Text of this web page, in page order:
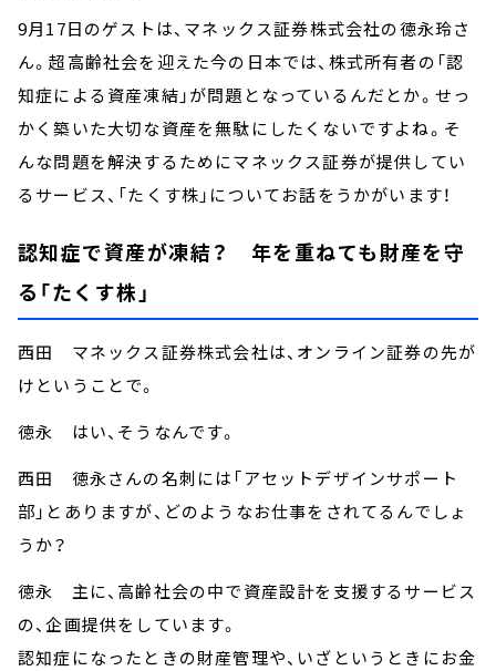
9月17日のゲストは、マネックス証券株式会社の徳永玲さ
ん。超高齢社会を迎えた今の日本では、株式所有者の「認
知症による資産凍結」が問題となっているんだとか。せっ
かく築いた大切な資産を無駄にしたくないですよね。そ
んな問題を解決するためにマネックス証券が提供してい
るサービス、「たくす株」についてお話をうかがいます！
認知症で資産が凍結？ 年を重ねても財産を守
る「たくす株」
西田 マネックス証券株式会社は、オンライン証券の先が
けということで。
徳永 はい、そうなんです。
西田 徳永さんの名刺には「アセットデザインサポート
部」とありますが、どのようなお仕事をされてるんでしょ
うか？
徳永 主に、高齢社会の中で資産設計を支援するサービス
の、企画提供をしています。
認知症になったときの財産管理や、いざというときにお金